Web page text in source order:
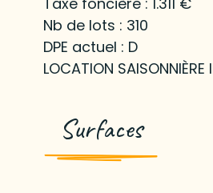
Nb de lots : 310
DPE actuel : D
LOCATION SAISONNIÈRE
Surfaces